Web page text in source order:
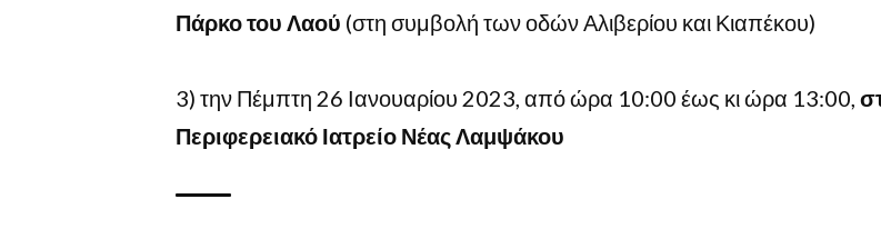
Πάρκο του Λαού (στη συμβολή των οδών Αλιβερίου και Κιαπέκου)
3) την Πέμπτη 26 Ιανουαρίου 2023, από ώρα 10:00 έως κι ώρα 13:00,
Περιφερειακό Ιατρείο Νέας Λαμψάκου